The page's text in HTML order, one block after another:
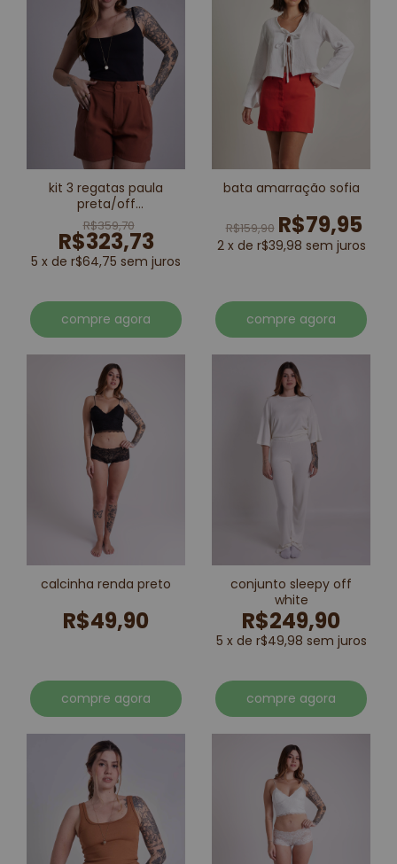
kit 3 regatas paula
preta/off
white/marrom
R$359,70
R$323,73
5 x de r$64,75 sem juros
compre agora
bata amarração sofia
R$159,90 R$79,95
2 x de r$39,98 sem juros
compre agora
calcinha renda preto
R$49,90
compre agora
conjunto sleepy off
white
R$249,90
5 x de r$49,98 sem juros
compre agora